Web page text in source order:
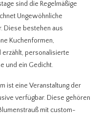
sind die Regelmäßige
Ungewöhnliche
Diese bestehen aus
Kuchenformen,
erzählt, personalisierte
und ein Gedicht.
ist eine Veranstaltung der
verfügbar. Diese gehören
mit custom-